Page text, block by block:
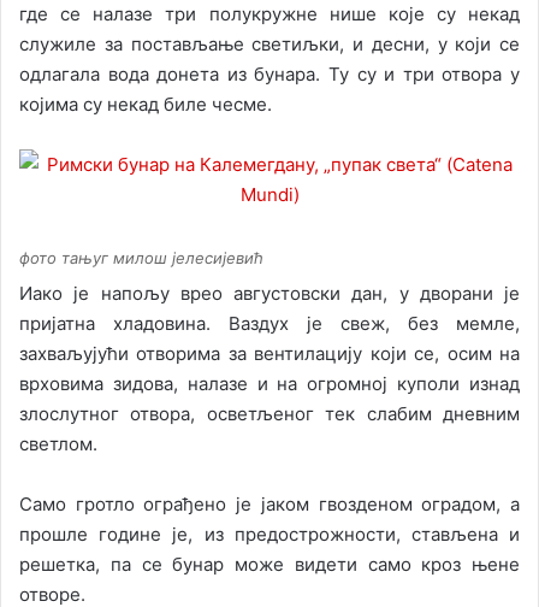
где се налазе три полукружне нише које су некад
служиле за постављање светиљки, и десни, у који се
одлагала вода донета из бунара. Ту су и три отвора у
којима су некад биле чесме.
фото тањуг милош јелесијевић
Иако је напољу врео августовски дан, у дворани је
пријатна хладовина. Ваздух је свеж, без мемле,
захваљујући отворима за вентилацију који се, осим на
врховима зидова, налазе и на огромној куполи изнад
злослутног отвора, осветљеног тек слабим дневним
светлом.
Само гротло ограђено је јаком гвозденом оградом, а
прошле године је, из предострожности, стављена и
решетка, па се бунар може видети само кроз њене
отворе.